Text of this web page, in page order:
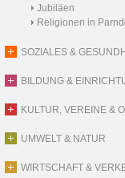
Jubiläen
Religionen in
SOZIALES &
BILDUNG &
KULTUR, VEREINE &
UMWELT & NATUR
WIRTSCHAFT &